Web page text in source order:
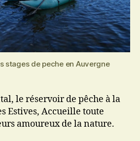
stages de peche en Auvergne
le réservoir de pêche à la
Estives, Accueille toute
amoureux de la nature.